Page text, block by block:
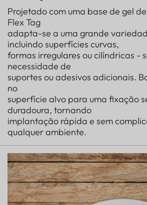
Projetado com uma base de gel
Flex Tag
adapta-se a uma grande
incluindo superfícies curvas,
formas irregulares ou cilíndricas -
necessidade de
suportes ou adesivos adicionais.
no
superfície alvo para uma fixação
duradoura, tornando
implantação rápida e sem
qualquer ambiente.